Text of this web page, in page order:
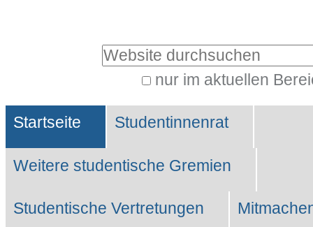
Website durchsuchen
nur im aktuellen
Suche…
Sektionen
Startseite Studentinnenrat
Weitere studentische Gremien
Studentische Vertretungen